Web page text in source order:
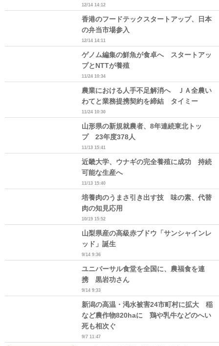
12/14 14:12
香港のフードテックスタートアップ、日本
の弁当市場参入
12/14 14:11
ゲノム編集の鮮魚が食卓へ スタートアッ
プとNTTが養殖
11/24 10:34
農業における人手不足解消へ ＪＡ全農い
わてと業務提携契約を締結 タイミー
11/24 10:30
山形県の新規就農者、8年連続東北トッ
プ 23年度378人
11/13 15:41
近畿大学、ウナギの完全養殖に成功 持続
可能な生産へ
11/13 15:40
培養肉のうまさ引き出す技 味の素、代替
肉の知見応用
10/19 15:52
山梨県産の高級赤ブドウ「サンシャインレ
ッド」誕生
9/14 9:36
ユニバーサル食堂を全国に、農福食を連
携 黒岩功さん
9/14 9:33
新潟の高温・渇水被害24市町村に拡大 稲
など農作物820haに 鶏や乳牛などのへい
死も相次ぐ
9/7 11:47